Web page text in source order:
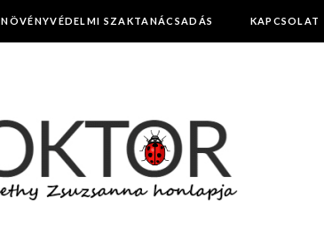
NÖVÉNYVÉDELMI SZAKTANÁCSADÁS KAPCSOLAT